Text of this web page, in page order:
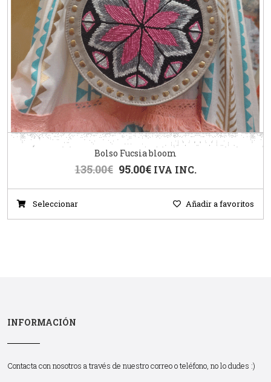
Bolso Fucsia bloom
135.00€ 95.00€ IVA INC.
Seleccionar Añadir a favoritos
INFORMACIÓN
Contacta con nosotros a través de nuestro correo o teléfono, no lo dudes :)